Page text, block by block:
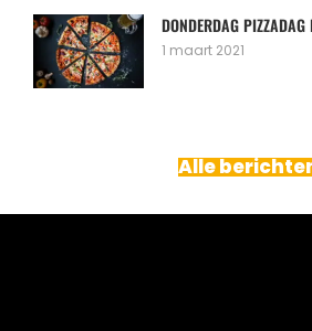
DONDERDAG
1 maart 2021
Alle